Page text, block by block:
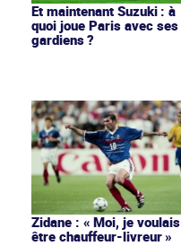
Et maintenant Suzuki : à
quoi joue Paris avec ses
gardiens ?
Zidane : « Moi, je voulais
être chauffeur-livreur »